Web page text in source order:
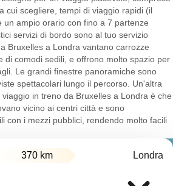
cui scegliere, tempi di viaggio rapidi (il
un ampio orario con fino a 7 partenze
servizi di bordo sono al tuo servizio
Bruxelles a Londra vantano carrozze
di comodi sedili, e offrono molto spazio per
Le grandi finestre panoramiche sono
spettacolari lungo il percorso. Un'altra
in treno da Bruxelles a Londra è che
vicino ai centri città e sono
con i mezzi pubblici, rendendo molto facili
370 km Londra